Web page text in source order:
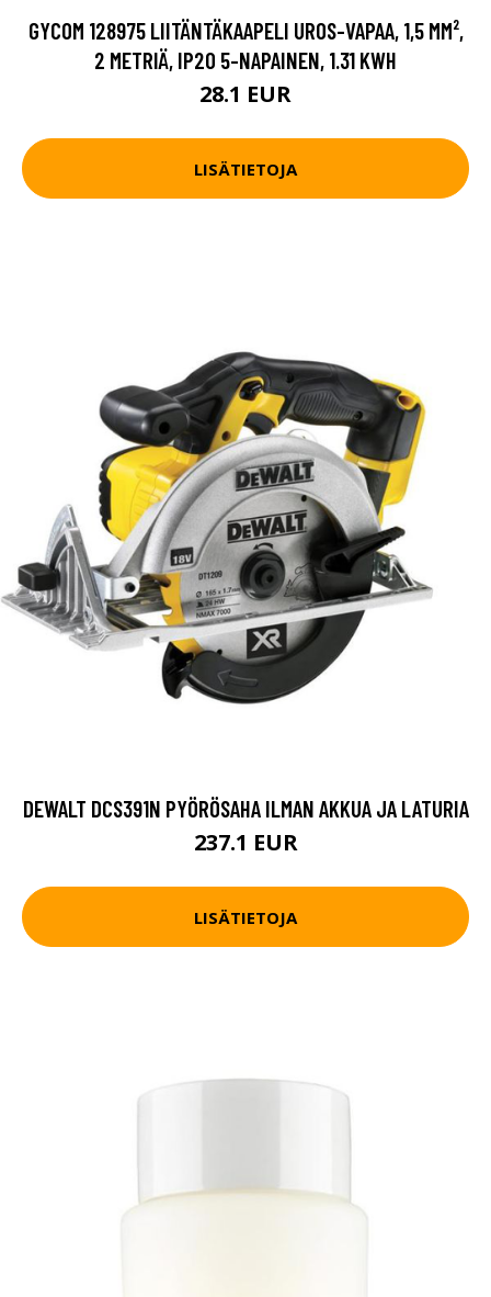
GYCOM 128975 LIITÄNTÄKAAPELI UROS-VAPAA, 1,5 MM²,
2 METRIÄ, IP20 5-NAPAINEN, 1.31 KWH
28.1 EUR
LISÄTIETOJA
DEWALT DCS391N PYÖRÖSAHA ILMAN AKKUA JA LATURIA
237.1 EUR
LISÄTIETOJA